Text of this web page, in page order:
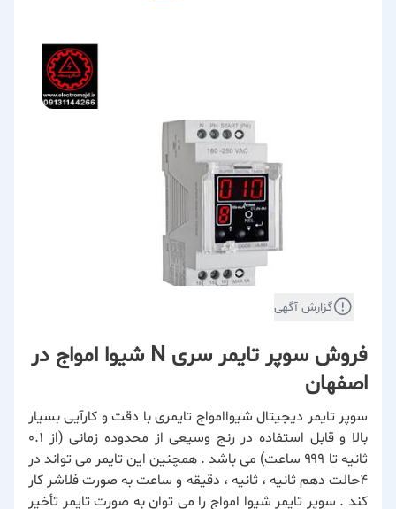
گزارش آگهی
فروش سوپر تایمر سری N شیوا امواج در
اصفهان
سوپر تایمر دیجیتال شیواامواج تایمری با دقت و کارآیی بسیار
بالا و قابل استفاده در رنج وسیعی از محدوده زمانی (از ۰.۱
ثانیه تا ۹۹۹ ساعت) می باشد . همچنین این تایمر می تواند در
۴حالت دهم ثانیه ، ثانیه ، دقیقه و ساعت به صورت فلاشر کار
کند . سوپر تایمر شیوا امواج را می توان به صورت تایمر تأخیر